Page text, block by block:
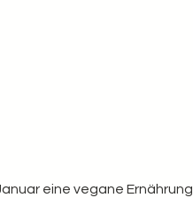
eine vegane Ernährung